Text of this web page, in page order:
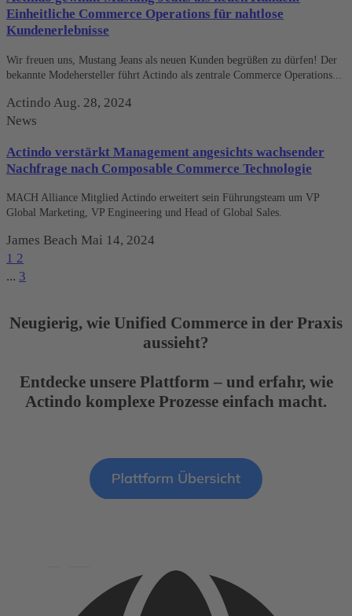
Einheitliche Commerce Operations für nahtlose
Kundenerlebnisse
Wir freuen uns, Mustang Jeans als neuen Kunden begrüßen zu dürfen! Der
bekannte Modehersteller führt Actindo als zentrale Commerce Operations...
Actindo Aug. 28, 2024
News
Actindo verstärkt Management angesichts wachsender
Nachfrage nach Composable Commerce Technologie
MACH Alliance Mitglied Actindo erweitert sein Führungsteam um VP
Global Marketing, VP Engineering und Head of Global Sales.
James Beach Mai 14, 2024
1 2
... 3
Neugierig, wie Unified Commerce in der Praxis
aussieht?
Entdecke unsere Plattform – und erfahr, wie
Actindo komplexe Prozesse einfach macht.